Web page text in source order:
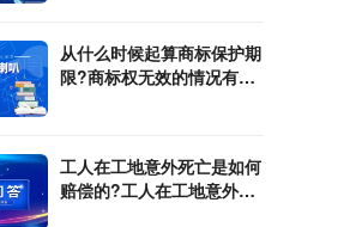
从什么时候起算商标保护期
限?商标权无效的情况有哪
工人在工地意外死亡是如何
赔偿的?工人在工地意外死